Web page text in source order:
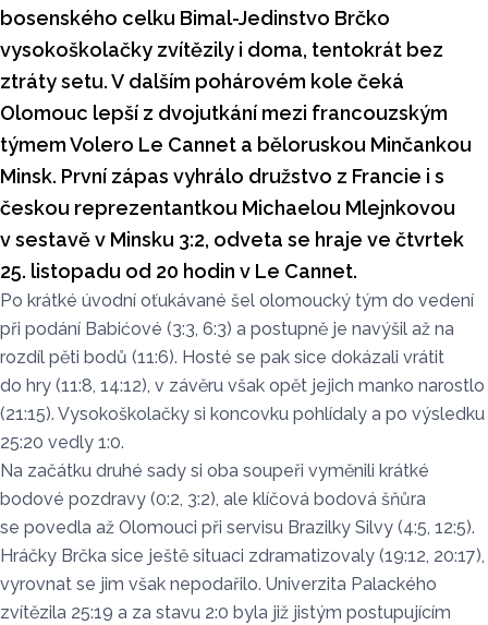
bosenského celku Bimal-Jedinstvo Brčko
vysokoškolačky zvítězily i doma, tentokrát bez
ztráty setu. V dalším pohárovém kole čeká
Olomouc lepší z dvojutkání mezi francouzským
týmem Volero Le Cannet a běloruskou Minčankou
Minsk. První zápas vyhrálo družstvo z Francie i s
českou reprezentantkou Michaelou Mlejnkovou
v sestavě v Minsku 3:2, odveta se hraje ve čtvrtek
25. listopadu od 20 hodin v Le Cannet.
Po krátké úvodní oťukávané šel olomoucký tým do vedení
při podání Babićové (3:3, 6:3) a postupně je navýšil až na
rozdíl pěti bodů (11:6). Hosté se pak sice dokázali vrátit
do hry (11:8, 14:12), v závěru však opět jejich manko narostlo
(21:15). Vysokoškolačky si koncovku pohlídaly a po výsledku
25:20 vedly 1:0.
Na začátku druhé sady si oba soupeři vyměnili krátké
bodové pozdravy (0:2, 3:2), ale klíčová bodová šňůra
se povedla až Olomouci při servisu Brazilky Silvy (4:5, 12:5).
Hráčky Brčka sice ještě situaci zdramatizovaly (19:12, 20:17),
vyrovnat se jim však nepodařilo. Univerzita Palackého
zvítězila 25:19 a za stavu 2:0 byla již jistým postupujícím